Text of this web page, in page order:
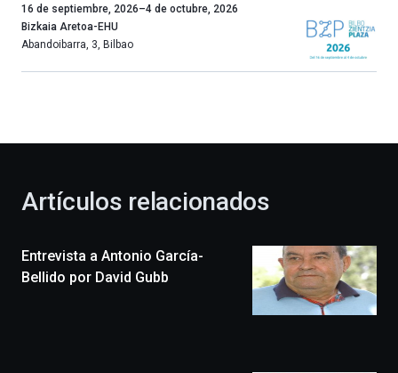
Un
año
más,
celebración
novena
edición
16 de septiembre, 2026–4 de octubre, 2026
Bizkaia Aretoa-EHU
Abandoibarra, 3 Bilbao
Artículos relacionados
Entrevista a Antonio García-
Bellido por David Gubb